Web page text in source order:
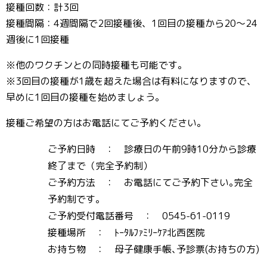
接種回数：計3回
接種間隔：4週間隔で2回接種後、1回目の接種から20～24
週後に1回接種
※他のワクチンとの同時接種も可能です。
※3回目の接種が1歳を超えた場合は有料になりますので、
早めに1回目の接種を始めましょう。
接種ご希望の方はお電話にてご予約ください。
ご予約日時 ： 診療日の午前9時10分から診療
終了まで（完全予約制）
ご予約方法 ： お電話にてご予約下さい｡完全
予約制です｡
ご予約受付電話番号 ： 0545-61-0119
接種場所 ： ﾄｰﾀﾙﾌｧﾐﾘｰｹｱ北西医院
お持ち物 ： 母子健康手帳､予診票(お持ちの方)